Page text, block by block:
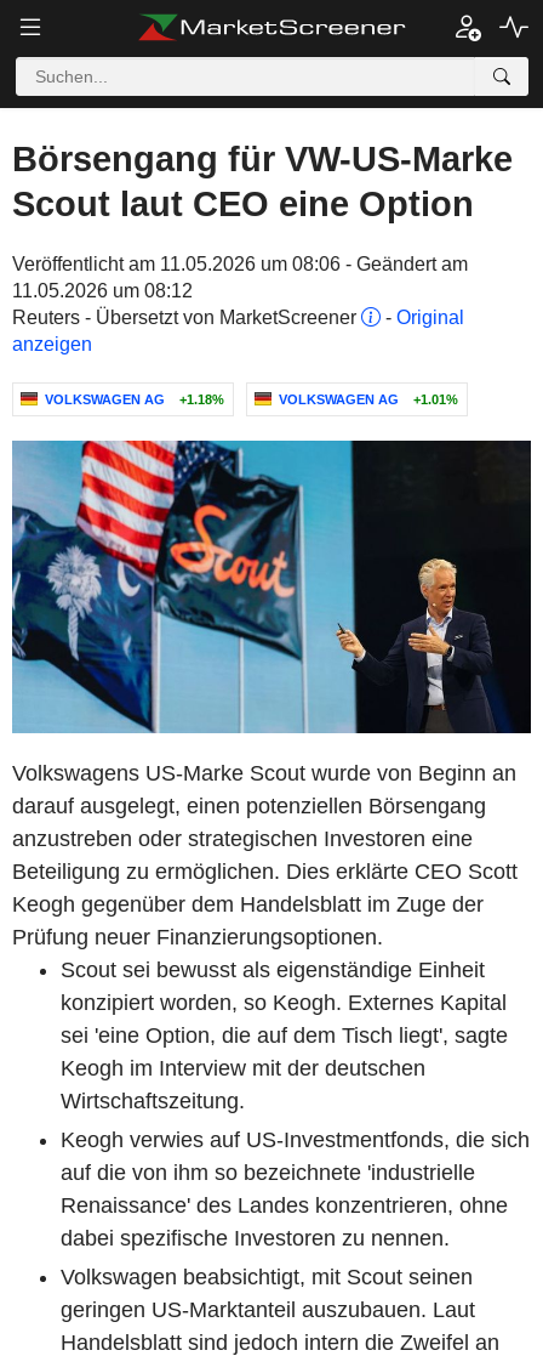
Börsengang für VW-US-Marke
Scout laut CEO eine Option
Veröffentlicht am 11.05.2026 um 08:06 - Geändert am
11.05.2026 um 08:12
Reuters - Übersetzt von MarketScreener
- Original
anzeigen
VOLKSWAGEN AG +1.18% VOLKSWAGEN AG +1.01%
Volkswagens US-Marke Scout wurde von Beginn an
darauf ausgelegt, einen potenziellen Börsengang
anzustreben oder strategischen Investoren eine
Beteiligung zu ermöglichen. Dies erklärte CEO Scott
Keogh gegenüber dem Handelsblatt im Zuge der
Prüfung neuer Finanzierungsoptionen.
Scout sei bewusst als eigenständige Einheit
konzipiert worden, so Keogh. Externes Kapital
sei 'eine Option, die auf dem Tisch liegt', sagte
Keogh im Interview mit der deutschen
Wirtschaftszeitung.
Keogh verwies auf US-Investmentfonds, die sich
auf die von ihm so bezeichnete 'industrielle
Renaissance' des Landes konzentrieren, ohne
dabei spezifische Investoren zu nennen.
Volkswagen beabsichtigt, mit Scout seinen
geringen US-Marktanteil auszubauen. Laut
Handelsblatt sind jedoch intern die Zweifel an